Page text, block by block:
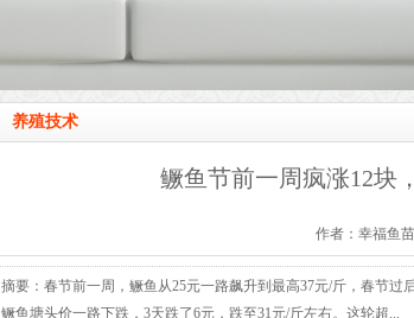
养殖技术
鳜鱼节前一周疯涨12块
作者：幸福鱼
摘要：春节前一周，鳜鱼从25元一路飙升到最高37元/斤，春节
鳜鱼塘头价一路下跌，3天跌了6元，跌至31元/斤左右。这轮超...